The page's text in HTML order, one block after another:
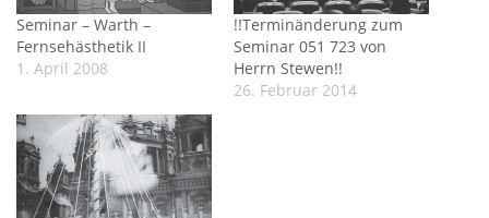
Seminar – Warth –
Fernsehästhetik II
1. April 2008
!!Terminänderung zum
Seminar 051 723 von
Herrn Stewen!!
26. Februar 2014